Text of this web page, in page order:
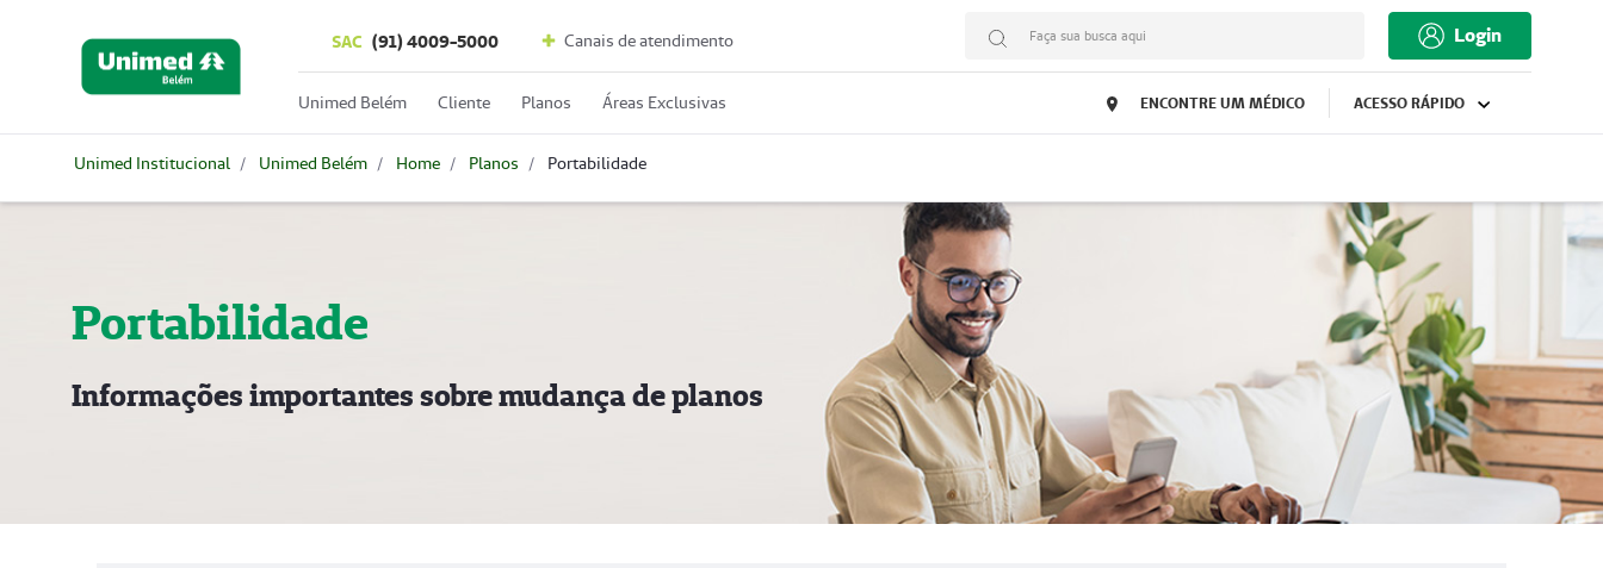
SAC (91) 4009-5000 Canais de atendimento Faça sua busca aqui Login
Unimed Belém Cliente Planos Áreas Exclusivas ENCONTRE UM MÉDICO ACESSO RÁPIDO
Unimed Institucional Unimed Belém Home Planos Portabilidade
Portabilidade
Informações importantes sobre mudança de planos